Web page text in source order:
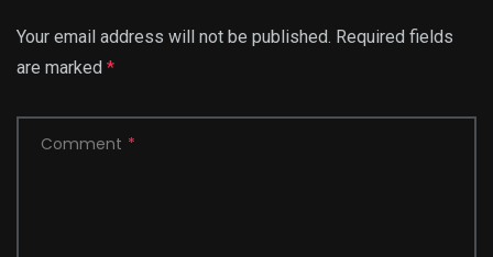
Your email address will not be published. Required fields
are marked *
Comment *